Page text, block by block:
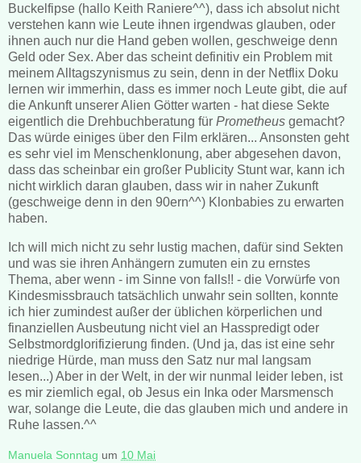
Buckelfipse (hallo Keith Raniere^^), dass ich absolut nicht
verstehen kann wie Leute ihnen irgendwas glauben, oder
ihnen auch nur die Hand geben wollen, geschweige denn
Geld oder Sex. Aber das scheint definitiv ein Problem mit
meinem Alltagszynismus zu sein, denn in der Netflix Doku
lernen wir immerhin, dass es immer noch Leute gibt, die auf
die Ankunft unserer Alien Götter warten - hat diese Sekte
eigentlich die Drehbuchberatung für Prometheus gemacht?
Das würde einiges über den Film erklären... Ansonsten geht
es sehr viel im Menschenklonung, aber abgesehen davon,
dass das scheinbar ein großer Publicity Stunt war, kann ich
nicht wirklich daran glauben, dass wir in naher Zukunft
(geschweige denn in den 90ern^^) Klonbabies zu erwarten
haben.
Ich will mich nicht zu sehr lustig machen, dafür sind Sekten
und was sie ihren Anhängern zumuten ein zu ernstes
Thema, aber wenn - im Sinne von falls!! - die Vorwürfe von
Kindesmissbrauch tatsächlich unwahr sein sollten, konnte
ich hier zumindest außer der üblichen körperlichen und
finanziellen Ausbeutung nicht viel an Hasspredigt oder
Selbstmordglorifizierung finden. (Und ja, das ist eine sehr
niedrige Hürde, man muss den Satz nur mal langsam
lesen...) Aber in der Welt, in der wir nunmal leider leben, ist
es mir ziemlich egal, ob Jesus ein Inka oder Marsmensch
war, solange die Leute, die das glauben mich und andere in
Ruhe lassen.^^
Manuela Sonntag um 10 Mai